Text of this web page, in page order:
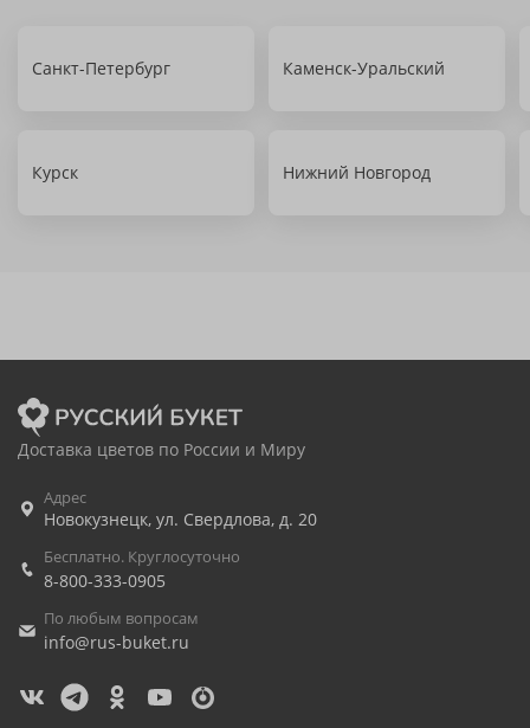
Санкт-Петербург Каменск-Уральский
Курск Нижний Новгород
Доставка цветов по России и Миру
Адрес
Новокузнецк, ул. Свердлова, д. 20
Бесплатно. Круглосуточно
8-800-333-0905
По любым вопросам
info@rus-buket.ru